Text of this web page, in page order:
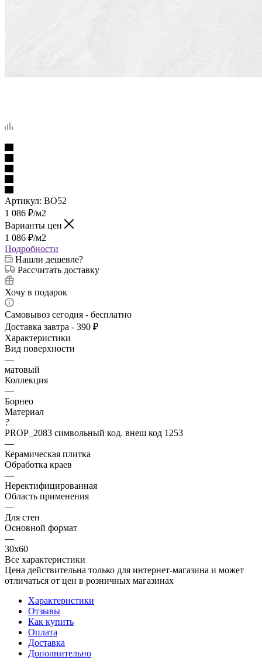
Артикул: BO52
1 086 ₽/м2
Варианты цен
1 086 ₽/м2
Подробности
Нашли дешевле?
Рассчитать доставку
Хочу в подарок
Самовывоз сегодня - бесплатно
Доставка завтра - 390 ₽
Характеристики
Вид поверхности
—
матовый
Коллекция
—
Борнео
Материал
?
PROP_2083 символьный код. внеш код 1253
—
Керамическая плитка
Обработка краев
—
Неректифицированная
Область применения
—
Для стен
Основной формат
—
30х60
Все характеристики
Цена действительна только для интернет-магазина и может
отличаться от цен в розничных магазинах
Характеристики
Отзывы
Как купить
Оплата
Доставка
Дополнительно